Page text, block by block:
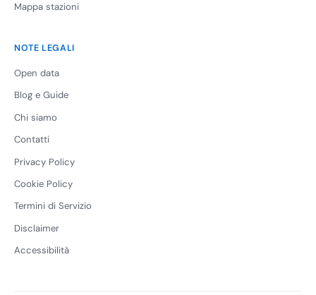
Mappa stazioni
NOTE LEGALI
Open data
Blog e Guide
Chi siamo
Contatti
Privacy Policy
Cookie Policy
Termini di Servizio
Disclaimer
Accessibilità